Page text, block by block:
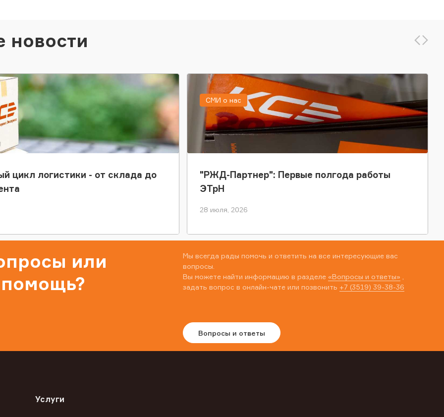
новости
цикл логистики - от склада до
"РЖД-Партнер": Первые полгода работы
ЭТрН
28 июля, 2026
СМИ о нас
или
Мы всегда рады помочь и ответить на все интересующие вас
вопросы.
Вы можете найти информацию в разделе «Вопросы и ответы»
задать вопрос в онлайн-чате или позвонить +7 (3519) 39-38-36
Вопросы и ответы
Услуги